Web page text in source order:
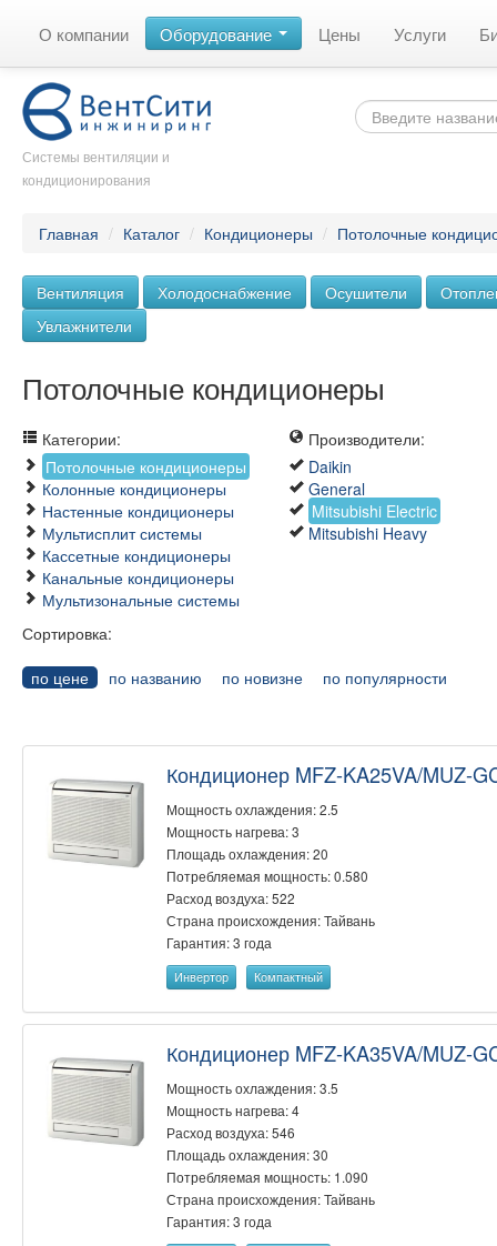
О компании Оборудование Цены Услуги
Системы вентиляции и
кондиционирования
Главная / Каталог / Кондиционеры / Потолочные
Вентиляция Холодоснабжение Осушители
Увлажнители
Потолочные кондиционеры
Категории:
Потолочные кондиционеры
Колонные кондиционеры
Настенные кондиционеры
Мультисплит системы
Кассетные кондиционеры
Канальные кондиционеры
Мультизональные системы
Производители:
Daikin
General
Mitsubishi Electric
Mitsubishi Heavy
Сортировка:
по цене
по названию по новизне по популярности
Кондиционер MFZ-KA25VA/MUZ-
Мощность охлаждения: 2.5
Мощность нагрева: 3
Площадь охлаждения: 20
Потребляемая мощность: 0.580
Расход воздуха: 522
Страна происхождения: Тайвань
Гарантия: 3 года
Инвертор Компактный
Кондиционер MFZ-KA35VA/MUZ-
Мощность охлаждения: 3.5
Мощность нагрева: 4
Расход воздуха: 546
Площадь охлаждения: 30
Потребляемая мощность: 1.090
Страна происхождения: Тайвань
Гарантия: 3 года